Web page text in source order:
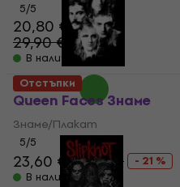
5/5
20,80 €
29,90 €
- 30 %
В наличност
Queen Faces Знаме
Знаме/Плакат
5/5
23,60 €29,90 €
- 21 %
В наличност
Отстъпки